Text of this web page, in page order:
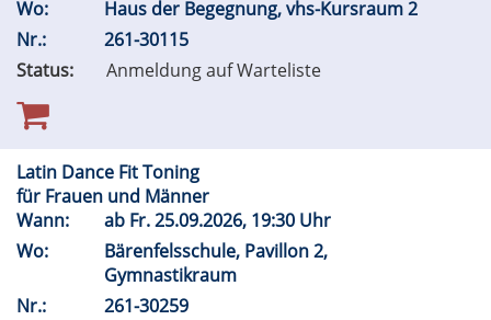
Wo:
Haus der Begegnung, vhs-Kursraum 2
Nr.:
261-30115
Status:
Anmeldung auf Warteliste
Latin Dance Fit Toning
für Frauen und Männer
Wann:
ab Fr.25.09.2026, 19:30 Uhr
Wo:
Bärenfelsschule, Pavillon 2,
Gymnastikraum
Nr.:
261-30259